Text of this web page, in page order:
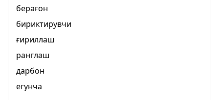
берағон
бириктирувчи
ғириллаш
ранглаш
дарбон
егунча